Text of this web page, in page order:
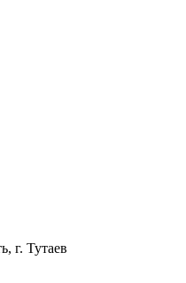
, г. Тутаев